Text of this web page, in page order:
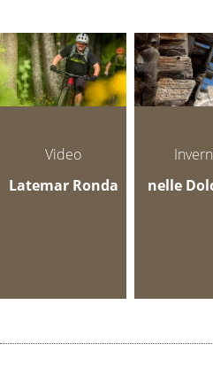
Video
Latemar Ronda
nelle